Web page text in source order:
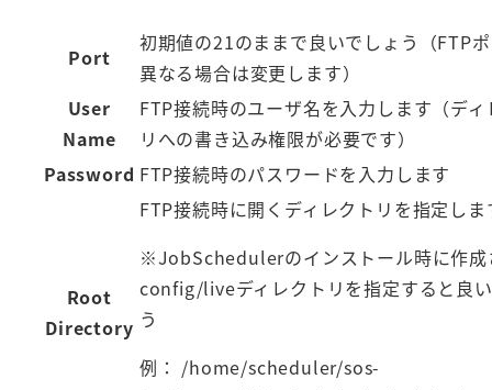
Port
初期値の21のままで良いでしょう（FTP
異なる場合は変更します）
User
Name
FTP接続時のユーザ名を入力します（デ
リへの書き込み権限が必要です）
Password FTP接続時のパスワードを入力します
Root
Directory
FTP接続時に開くディレクトリを指定しま
※JobSchedulerのインストール時に作成
config/liveディレクトリを指定すると良
う
例： /home/scheduler/sos-